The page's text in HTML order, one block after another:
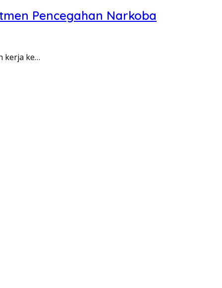
Pencegahan Narkoba
kerja ke…